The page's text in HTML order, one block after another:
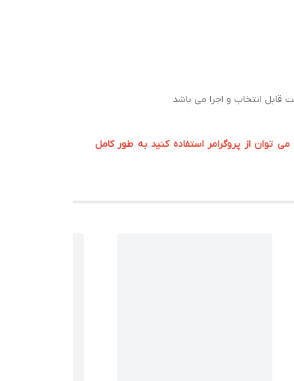
از پروگرامر استفاده کنید به طور کامل